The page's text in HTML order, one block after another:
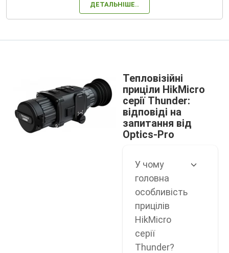
ДЕТАЛЬНІШЕ..
Тепловізійні
приціли HikMicro
серії Thunder:
відповіді на
запитання від
Optics-Pro
У чому
головна
особливість
прицілів
HikMicro
серії
Thunder?